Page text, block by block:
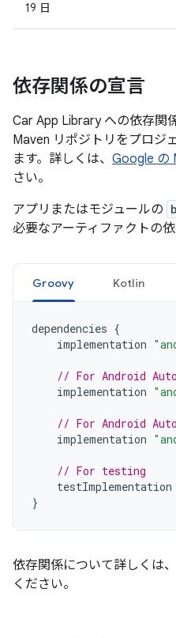
19 日
依存関係の宣言
Car App Library への依存関
Maven リポジトリをプロジ
ます。詳しくは、 Google の
さい。
アプリまたはモジュールの
必要なアーティファクトの依
Groovy Kotlin
dependencies {
implementation
// For Android
implementation
// For Android
implementation
// For testing
testImplementation
}
依存関係について詳しくは、
ください。